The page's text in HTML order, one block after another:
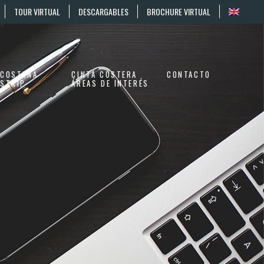
BROCHURE VIRTUAL
DESCARGABLES
TOUR VIRTUAL
COSTANA
STRIP
CINTA COSTERA
ÁREAS DE INTERÉS
CONTACTO